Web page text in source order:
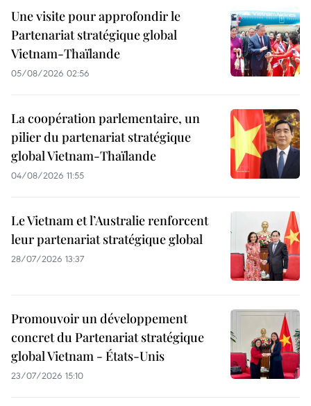
Une visite pour approfondir le
Partenariat stratégique global
Vietnam-Thaïlande
05/08/2026 02:56
La coopération parlementaire, un
pilier du partenariat stratégique
global Vietnam-Thaïlande
04/08/2026 11:55
Le Vietnam et l’Australie renforcent
leur partenariat stratégique global
28/07/2026 13:37
Promouvoir un développement
concret du Partenariat stratégique
global Vietnam - États-Unis
23/07/2026 15:10